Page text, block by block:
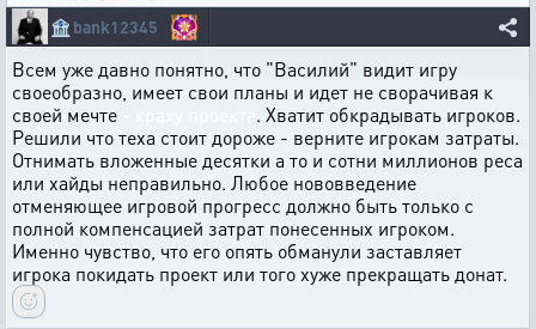
🏦 bank12345
Всем уже давно понятно, что "Василий" видит игру
своеобразно, имеет свои планы и идет не сворачивая к
своей мечте
. Хватит обкрадывать игроков.
Решили что теха стоит дороже - верните игрокам затраты.
Отнимать вложенные десятки а то и сотни миллионов реса
или хайды неправильно. Любое нововведение
отменяющее игровой прогресс должно быть только с
полной компенсацией затрат понесенных игроком.
Именно чувство, что его опять обманули заставляет
игрока покидать проект или того хуже прекращать донат.